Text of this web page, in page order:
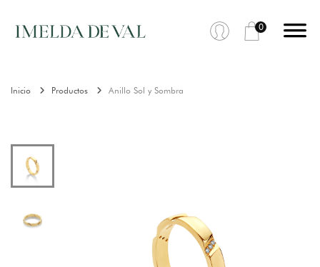
0
Inicio Productos Anillo Sol y Sombra